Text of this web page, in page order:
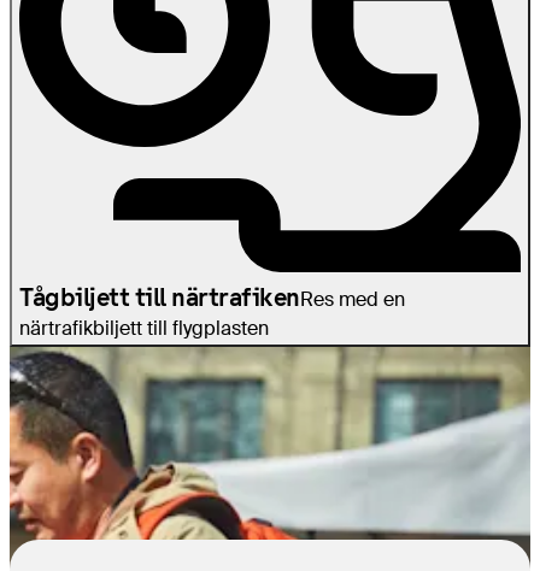
Tågbiljett till närtrafikenRes med en
närtrafikbiljett till flygplasten